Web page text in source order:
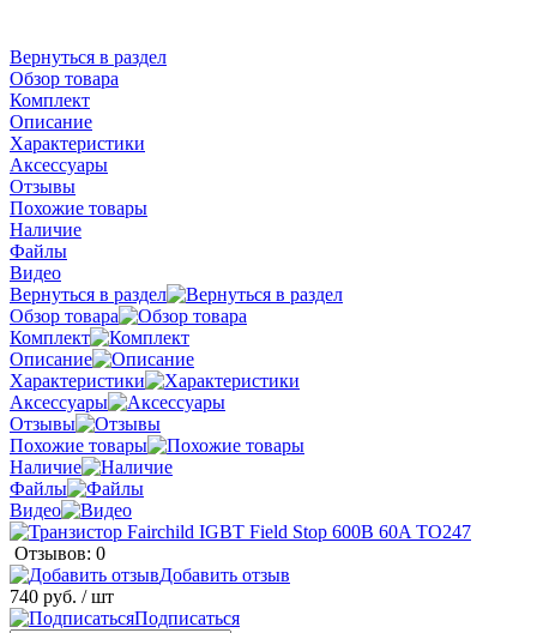
Вернуться в раздел
Обзор товара
Комплект
Описание
Характеристики
Аксессуары
Отзывы
Похожие товары
Наличие
Файлы
Видео
Вернуться в раздел
Обзор товара
Комплект
Описание
Характеристики
Аксессуары
Отзывы
Похожие товары
Наличие
Файлы
Видео
Отзывов: 0
Добавить отзыв
740 руб. / шт
Подписаться